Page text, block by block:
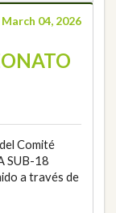
04, 2026
Comité
SUB-18
a través de